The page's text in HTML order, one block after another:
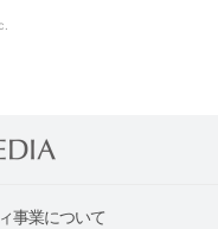
事業について